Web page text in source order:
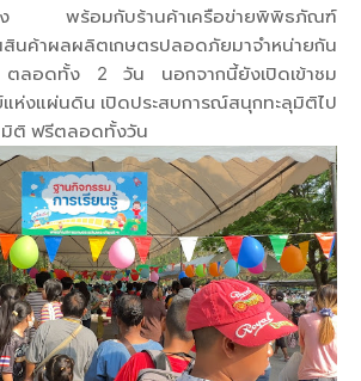
อง พร้อมกับร้านค้าเครือข่ายพิพิธภัณฑ์
นค้าผลผลิตเกษตรปลอดภัยมาจำหน่ายกัน
ลอดทั้ง 2 วัน นอกจากนี้ยังเปิดเข้าชม
ห่งแผ่นดิน เปิดประสบการณ์สนุกทะลุมิติไป
ติ ฟรีตลอดทั้งวัน